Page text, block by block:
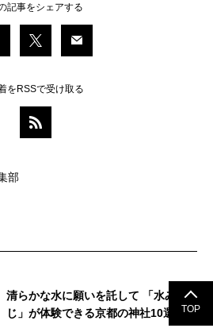
記事をシェアする
をRSSで受け取る
部
清らかな水に願いを託して 「水みく
じ」が体験できる京都の神社10選
TOP